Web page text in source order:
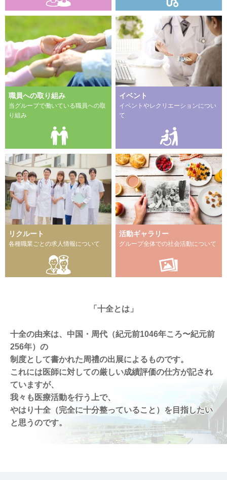
職員への取り組み
当グループで働いている職員への取
り組み
イベント
イベントやレクリエーションについ
て
リクルート
各種職業ごとの求人情報について
活動ギャラリー
グループ全体での社会活動について
「十全とは」
十全の由来は、中国・周代（紀元前1046年ころ〜紀元前
256年）の
制度として書かれた周禮の出展によるものです。
これには医師に対しての厳しい成績評価の仕方が記され
ていますが、
我々も医療活動を行う上で、
やはり十全（完全に十分整っていること）を目指したい
と思うのです。